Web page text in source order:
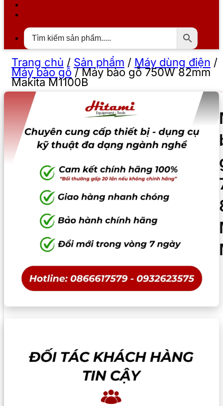
Trang chủ / Sản phẩm / Máy dùng điện /
Máy bào gỗ/Máy bào gỗ 750W 82mm
Makita M1100B